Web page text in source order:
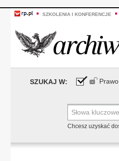
SZKOLENIA I KONFERENCJE
SZUKAJ W: Prawo
Chcesz uzyskać